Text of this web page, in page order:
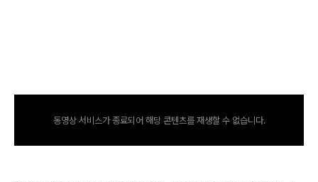
동영상 서비스가 종료되어 해당 콘텐츠를 재생할 수 없습니다.